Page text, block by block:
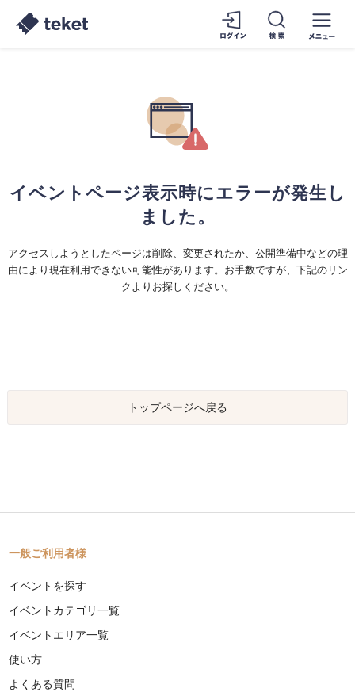
イベントページ表示時にエラーが発生し
ました。
アクセスしようとしたページは削除、変更されたか、公開準備中などの理
由により現在利用できない可能性があります。お手数ですが、下記のリン
クよりお探しください。
トップページへ戻る
一般ご利用者様
イベントを探す
イベントカテゴリ一覧
イベントエリア一覧
使い方
よくある質問